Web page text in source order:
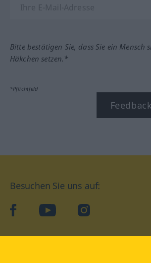
Bitte bestätigen Sie, dass Sie ein Mensch
Häkchen setzen.*
*Pflichtfeld
Besuchen Sie uns auf:
facebookYouTube Instagram